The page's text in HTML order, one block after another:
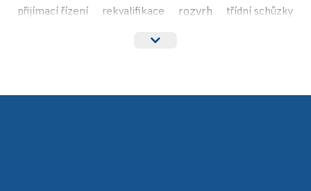
přijímací řízení rekvalifikace rozvrh třídní schůzky